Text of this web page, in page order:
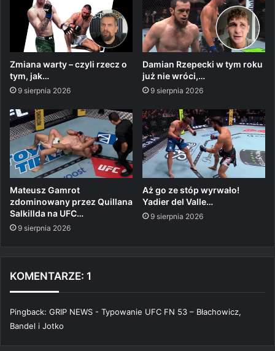
Zmiana warty – czyli rzecz o
tym, jak…
9 sierpnia 2026
Damian Rzepecki w tym roku
już nie wróci,…
9 sierpnia 2026
Mateusz Gamrot
zdominowany przez Quillana
Salkillda na UFC…
9 sierpnia 2026
Aż go ze stóp wyrwało!
Yadier del Valle…
9 sierpnia 2026
KOMENTARZE: 1
Pingback: GRIP NEWS - Typowanie UFC FN 53 – Błachowicz,
Bandel i Jotko